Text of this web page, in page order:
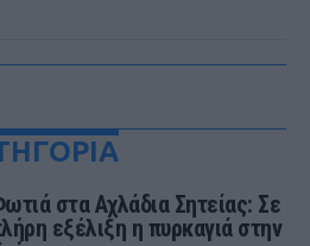
στα Αχλάδια Σητείας: Σε
εξέλιξη η πυρκαγιά στην